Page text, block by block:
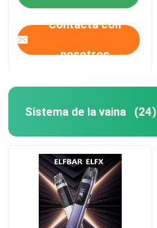
Inicio
nicotina
Contacta con
nosotros
Sistema de la vaina (24)